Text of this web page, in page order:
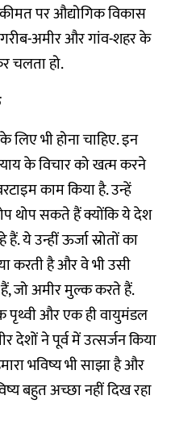
पर औद्योगिक विकास
अमीर और गांव-शहर के
चलता हो.
लिए भी होना चाहिए. इन
के विचार को खत्म करने
काम किया है. उन्हें
थोप सकते हैं क्योंकि ये देश
ये उन्हीं ऊर्जा स्रोतों का
करती है और वे भी उसी
जो अमीर मुल्क करते हैं.
पृथ्वी और एक ही वायुमंडल
देशों ने पूर्व में उत्सर्जन किया
भविष्य भी साझा है और
बहुत अच्छा नहीं दिख रहा